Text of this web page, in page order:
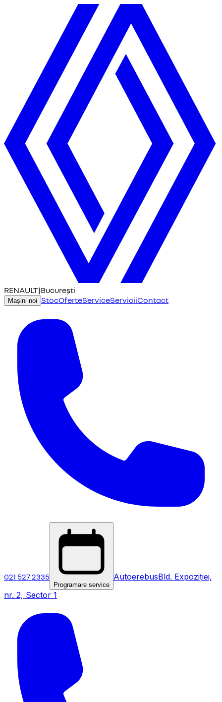
RENAULT|București
Mașini noi StocOferteServiceServiciiContact
021 527 2335
Programare service
AutoerebusBld. Expoziției,
nr. 2, Sector 1